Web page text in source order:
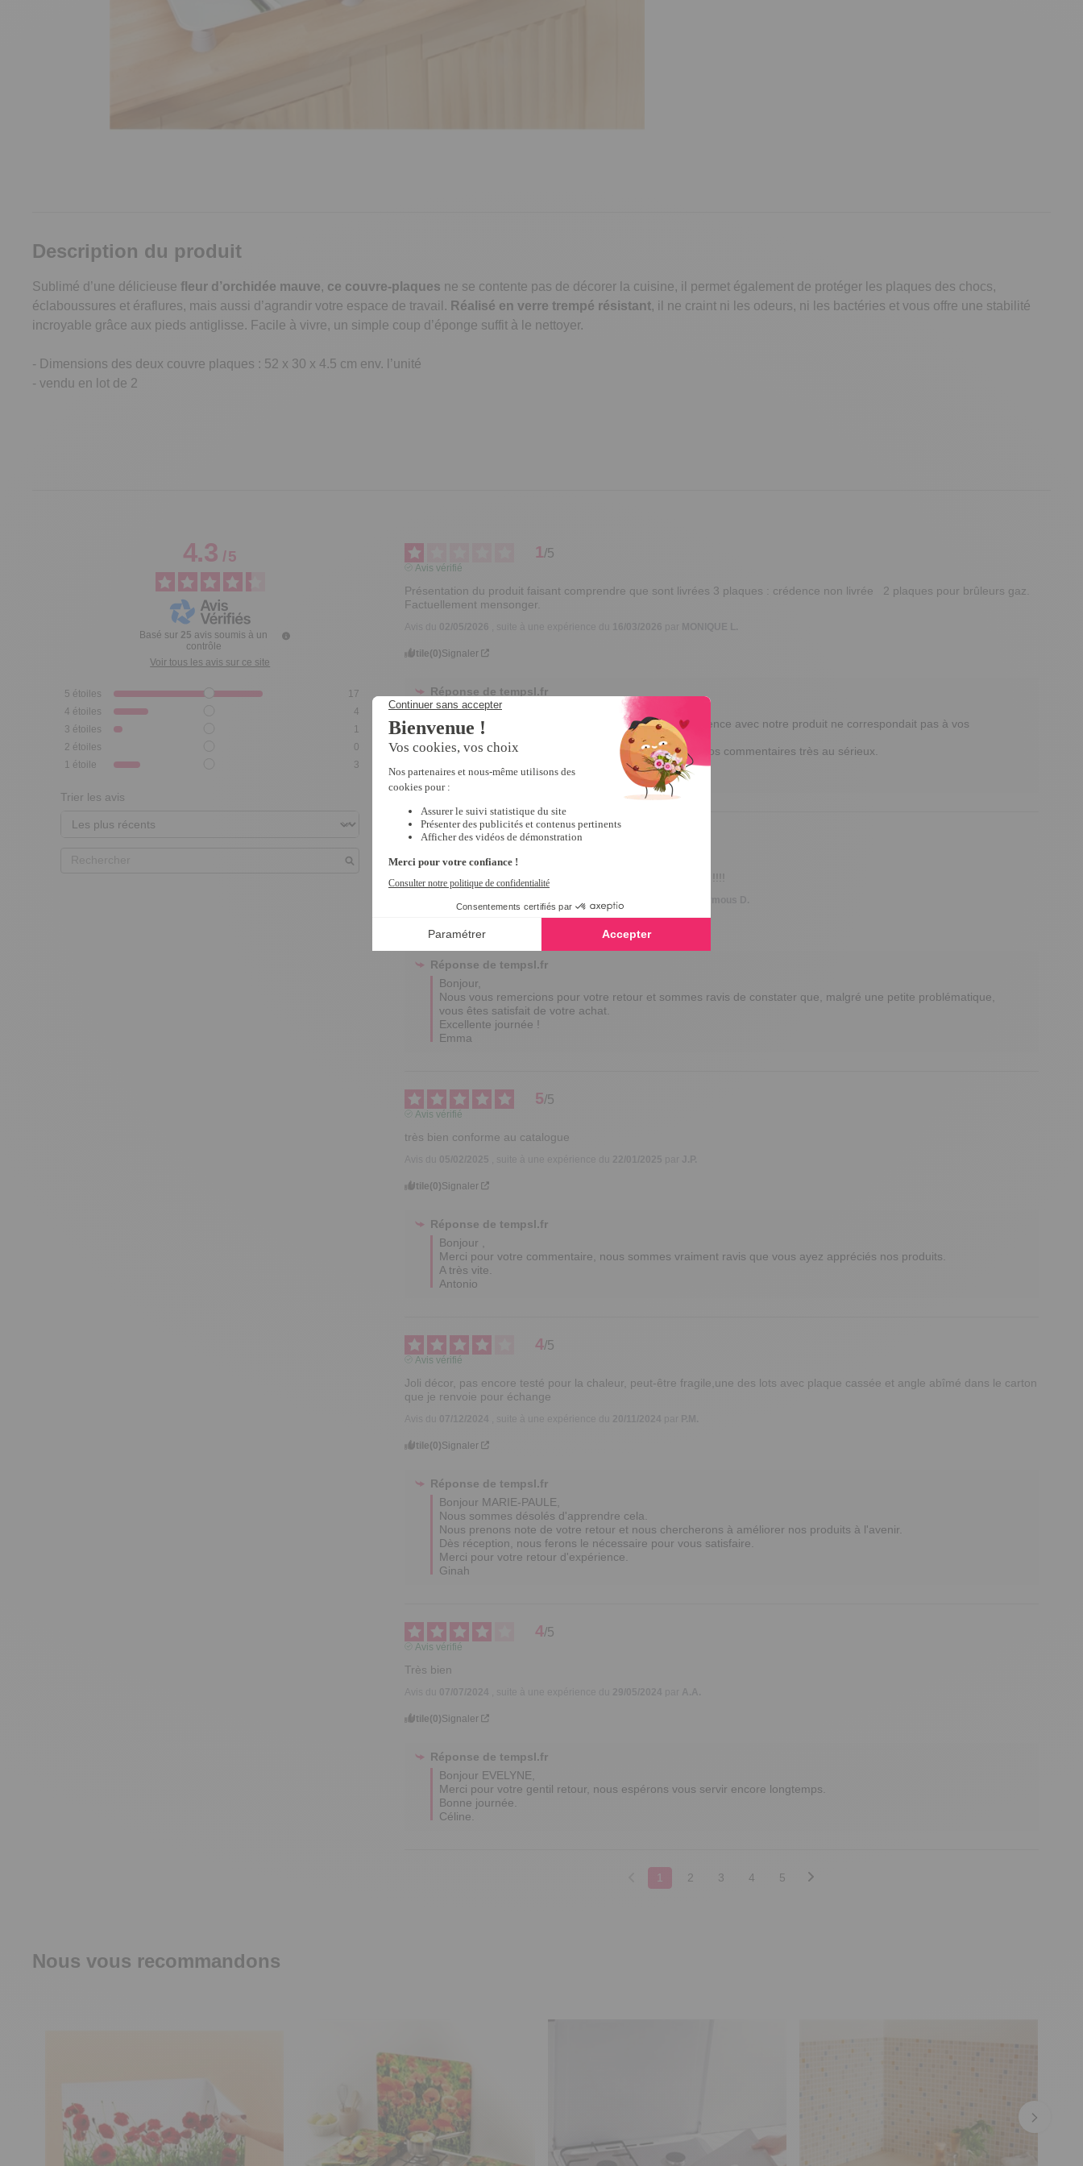
Description du produit
Sublimé d’une délicieuse fleur d’orchidée mauve, ce couvre-plaques ne se contente pas de décorer la cuisine, il permet également de protéger les plaques des chocs,
éclaboussures et éraflures, mais aussi d’agrandir votre espace de travail. Réalisé en verre trempé résistant, il ne craint ni les odeurs, ni les bactéries et vous offre une stabilité
incroyable grâce aux pieds antiglisse. Facile à vivre, un simple coup d’éponge suffit à le nettoyer.
- Dimensions des deux couvre plaques : 52 x 30 x 4.5 cm env. l’unité
- vendu en lot de 2
4.3/5
Basé sur 25 avis soumis à un
contrôle
Voir tous les avis sur ce site
5 étoiles
17
4 étoiles
4
3 étoiles
1
2 étoiles
0
1 étoile 3
Trier les avis
1/5
Avis vérifié
Présentation du produit faisant comprendre que sont livrées 3 plaques : crédence non livrée   2 plaques pour brûleurs gaz.
Factuellement mensonger.
02/05/2026 , suite à une expérience du 16/03/2026 MONIQUE L.
Utile(0)Signaler
Réponse detempsl.fr
Bonjour Monique,
Nous sommes désolés d'apprendre que votre expérience avec notre produit ne correspondait pas à vos
attentes.
Nous sommes à l'écoute de vos retours et prenons vos commentaires très au sérieux.
Edina
5/5
déjà  acheter ce produit mais il y en à une qui ces fendillées !!!!
08/07/2025 Anonymous D.
Réponse detempsl.fr
Bonjour,
Nous vous remercions pour votre retour et sommes ravis de constater que, malgré une petite problématique,
vous êtes satisfait de votre achat.
Excellente journée !
Emma
5/5
Avis vérifié
très bien conforme au catalogue
Utile(0)Signaler
Réponse detempsl.fr
Bonjour ,
Merci pour votre commentaire, nous sommes vraiment ravis que vous ayez appréciés nos produits.
A très vite.
Antonio
4/5
Avis vérifié
Joli décor, pas encore testé pour la chaleur, peut-être fragile,une des lots avec plaque cassée et angle abîmé dans le carton
que je renvoie pour échange
07/12/2024 20/11/2024 P.M.
Utile(0)Signaler
Réponse detempsl.fr
Bonjour MARIE-PAULE,
Nous sommes désolés d'apprendre cela.
Nous prenons note de votre retour et nous chercherons à améliorer nos produits à l'avenir.
Dès réception, nous ferons le nécessaire pour vous satisfaire.
Merci pour votre retour d'expérience.
Ginah
4/5
Avis vérifié
Très bien
Utile(0)Signaler
Réponse detempsl.fr
Bonjour EVELYNE,
Merci pour votre gentil retour, nous espérons vous servir encore longtemps.
Bonne journée.
Céline.
1 2 3 4 5
Nous vous recommandons